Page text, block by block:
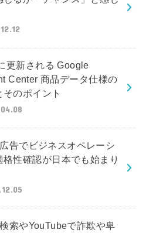
更新される Google
Center 商品データ仕様の
そのポイント
告でビジネスオペレーシ
格性確認が日本でも始まり
索やYouTubeで詐欺や卑